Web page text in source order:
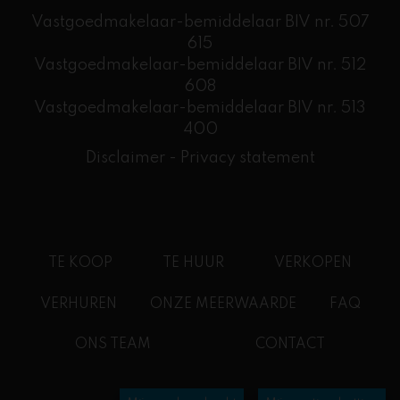
Vastgoedmakelaar-bemiddelaar BIV nr. 507
615
Vastgoedmakelaar-bemiddelaar BIV nr. 512
608
​Vastgoedmakelaar-bemiddelaar BIV nr. 513
400
Disclaimer - Privacy statement
TE KOOP TE HUUR VERKOPEN
VERHUREN ONZE MEERWAARDE FAQ
ONS TEAM CONTACT